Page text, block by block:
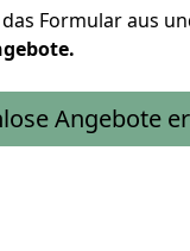
Formular aus
Angebote